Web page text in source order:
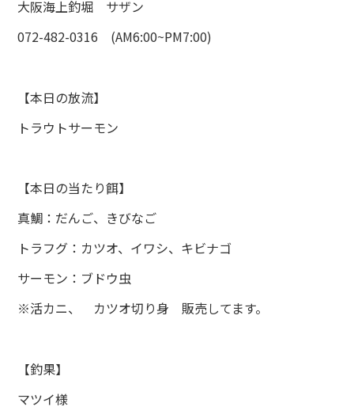
大阪海上釣堀 サザン
072-482-0316 (AM6:00~PM7:00)
【本日の放流】
トラウトサーモン
【本日の当たり餌】
真鯛：だんご、きびなご
トラフグ：カツオ、イワシ、キビナゴ
サーモン：ブドウ虫
※活カニ、 カツオ切り身 販売してます。
【釣果】
マツイ様